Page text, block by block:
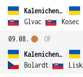
Kalenichenko /
Glvac/ Kosec
09.08.
Kalenichenko /
Bolardt/
OF